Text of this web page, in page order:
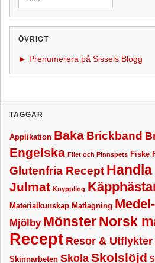
ÖVRIGT
► Prenumerera på Sissels Blogg
TAGGAR
Applikation Baka Brickband
Engelska Filet och Pinnspets Fiske
Glutenfria Recept
Julmat Knyppling
Materialkunskap Matlagning
Mjölby MönsterNorsk
Recept Resor & Utflykter
Skinnarbeten Skola Skolslöjd